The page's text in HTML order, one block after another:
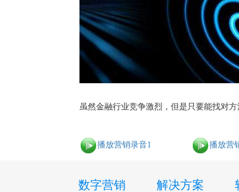
虽然金融行业竞争激烈，但是只要能找对
播放营销录音1 播放营
数字营销 解决方案